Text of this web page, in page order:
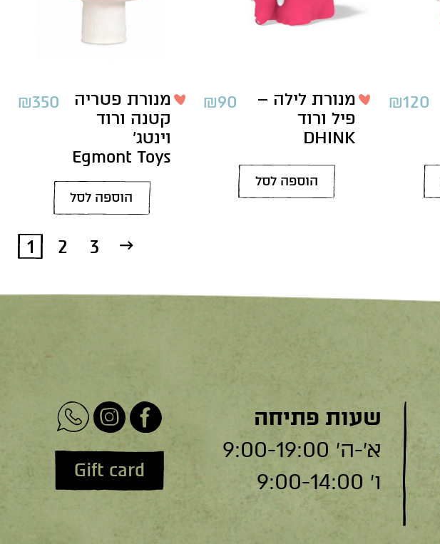
₪120
מנורת לילה –
פיל ורוד
DHINK
₪90
הוספה לסל
מנורת פטריה
קטנה ורוד
וינטג’
Egmont Toys
₪350
הוספה לסל
1 2 3 ←
שעות פתיחה
א׳-ה׳ 9:00-19:00
ו׳ 9:00-14:00
Gift card